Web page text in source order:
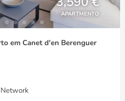
APARTMENTO
em Canet d'en Berenguer